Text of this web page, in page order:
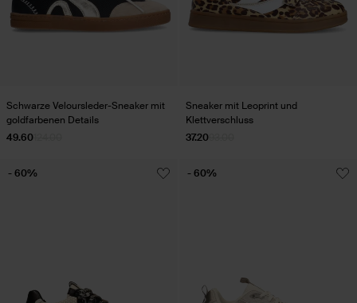
Schwarze Veloursleder-Sneaker mit
goldfarbenen Details
49.60
Sneaker mit Leoprint und
Klettverschluss
37.20
- 60% - 60%